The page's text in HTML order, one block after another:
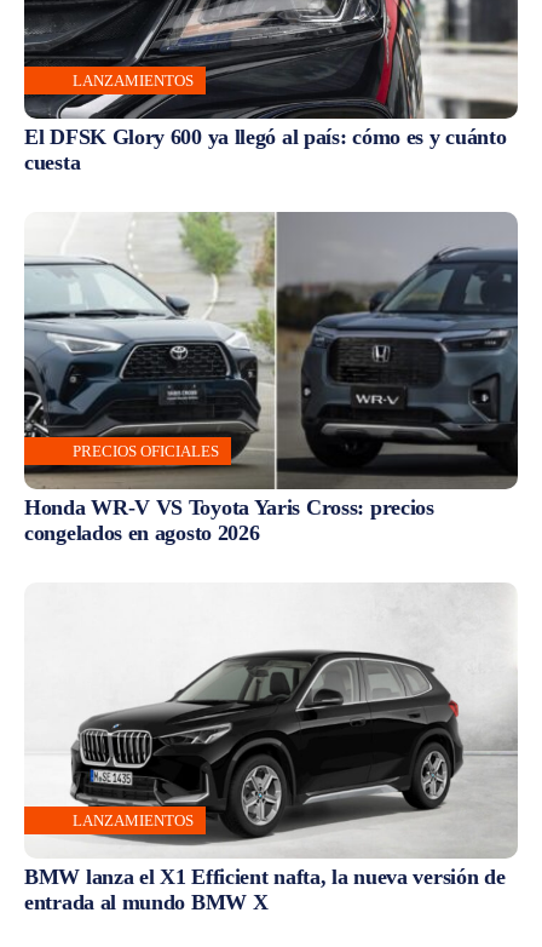
LANZAMIENTOS
El DFSK Glory 600 ya llegó al país: cómo es y cuánto
cuesta
PRECIOS OFICIALES
Honda WR-V VS Toyota Yaris Cross: precios
congelados en agosto 2026
LANZAMIENTOS
BMW lanza el X1 Efficient nafta, la nueva versión de
entrada al mundo BMW X